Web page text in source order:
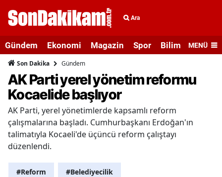
Ara
Gündem Ekonomi Magazin Spor Bilim veMENÜ
Son Dakika Gündem
AK Parti yerel yönetim reformu
Kocaelide başlıyor
AK Parti, yerel yönetimlerde kapsamlı reform
çalışmalarına başladı. Cumhurbaşkanı Erdoğan'ın
talimatıyla Kocaeli'de üçüncü reform çalıştayı
düzenlendi.
#Reform #Belediyecilik